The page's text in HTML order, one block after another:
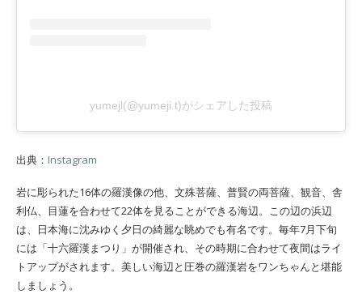
yumejl(@yumeji.t)がシェアした投稿
出典： Instagram
岩に彫られた16体の羅漢像の他、文殊菩薩、普賢の両菩薩、観音、舎
利仏、目蓮を合わせて22体を見ることができる海辺。この辺の浜辺
は、日本海に沈みゆく夕日の綺麗な眺めでも有名です。毎年7月下旬
には「十六羅漢まつり」が開催され、その時期に合わせて夜間はライ
トアップがされます。美しい海辺と圧巻の羅漢岩をワンちゃんと堪能
しましょう。